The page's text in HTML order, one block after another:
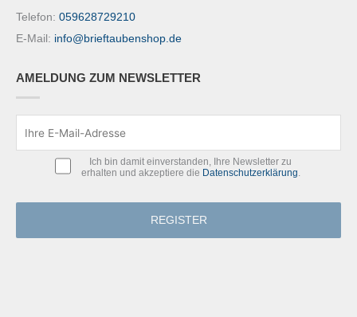
Telefon: 059628729210
E-Mail: info@brieftaubenshop.de
AMELDUNG ZUM NEWSLETTER
Ich bin damit einverstanden, Ihre Newsletter zu
erhalten und akzeptiere die Datenschutzerklärung.